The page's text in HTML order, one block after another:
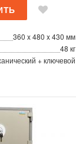
360 x 480 x 430 мм
48 кг
+ ключевой